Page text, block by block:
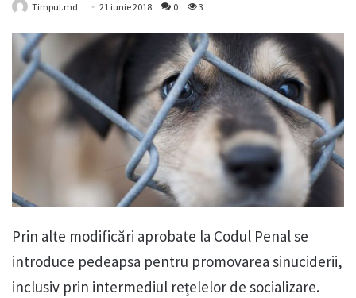
Timpul.md 21 iunie 2018 0 3
Prin alte modificări aprobate la Codul Penal se
introduce pedeapsa pentru promovarea sinuciderii,
inclusiv prin intermediul rețelelor de socializare.